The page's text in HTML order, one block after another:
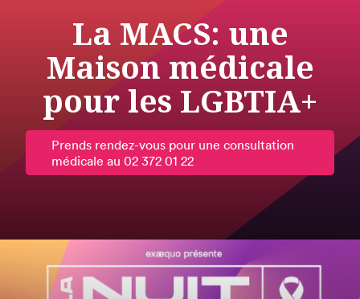
La MACS: une
Maison médicale
pour les LGBTIA+
Prends rendez-vous pour une consultation
médicale au 02 372 01 22